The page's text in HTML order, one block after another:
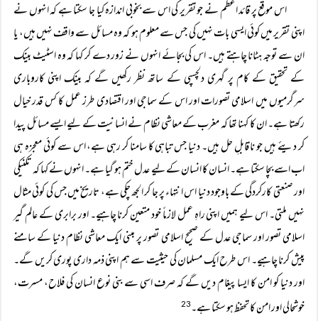
اس موقع پر قائد اعظم نے جو تقریر کی اس سے بخوبی اندازہ کیا جا سکتا ہے کہ انہوں نے
اپنی تقریر میں کوئی ایسی بات نہیں کی جس سے معلوم ہو کہ وہ مسائل سے واقف نہیں ہیں، یا
ان سے توجہ ہٹانا چاہتے ہیں۔ اس کی بجائے انہوں نے زور دے کر کہا کہ وہ اسٹیٹ بینک
کے تحقیق کے کام پر گہری دلچسپی کے ساتھ نظر رکھیں گے کہ بینک اپنی کاروباری
سرگرمیوں میں اسلامی تصورات اور اس کے سماجی اور اقتصادی طرز عمل کا کس قدر خیال
رکھتا ہے۔ ان کا کہنا تھا کہ مغرب کے معاشی نظام نے انسانیت کے لیے ایسے مسائل پیدا
کر دیئے ہیں جو نا قابلِ حل ہیں۔ دنیا جس تباہی کا سامنا کر رہی ہے، اس سے کوئی معجزہ ہی
اب اسے بچا سکتا ہے۔ انسان کا انسان کے لیے عدل ختم ہو گیا ہے۔ انہوں نے کہا کہ تکنیکی
اور صنعتی کارکردگی کے باوجود دنیا اس انتہاء پر جا کر الجھ چکی ہے، تاریخ میں جس کی کوئی مثال
نہیں ملتی۔ اس لیے ہمیں اپنی راہِ عمل لازماً خود متعین کرنا چاہیے۔ اور برابری کے عالم گیر
اسلامی تصور اور سماجی عدل کے صحیح اسلامی تصور پر مبنی ایک معاشی نظام دنیا کے سامنے
پیش کرنا چاہیے۔ اس طرح ایک مسلمان کی حیثیت سے ہم اپنی ذمہ داری پوری کریں گے۔
اور دنیا کو امن کا ایسا پیغام دیں گے کہ صرف اسی سے بنی نوع انسان کی فلاح، مسرت،
خوشحالی اور امن کا تحفظ ہو سکتا ہے۔23